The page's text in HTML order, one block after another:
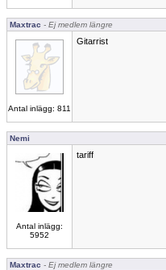
Maxtrac - Ej medlem längre
Antal inlägg: 811
Gitarrist
Nemi
Antal inlägg:
5952
tariff
Maxtrac - Ej medlem längre